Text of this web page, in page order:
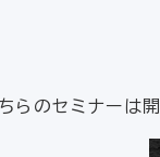
らのセミナーは